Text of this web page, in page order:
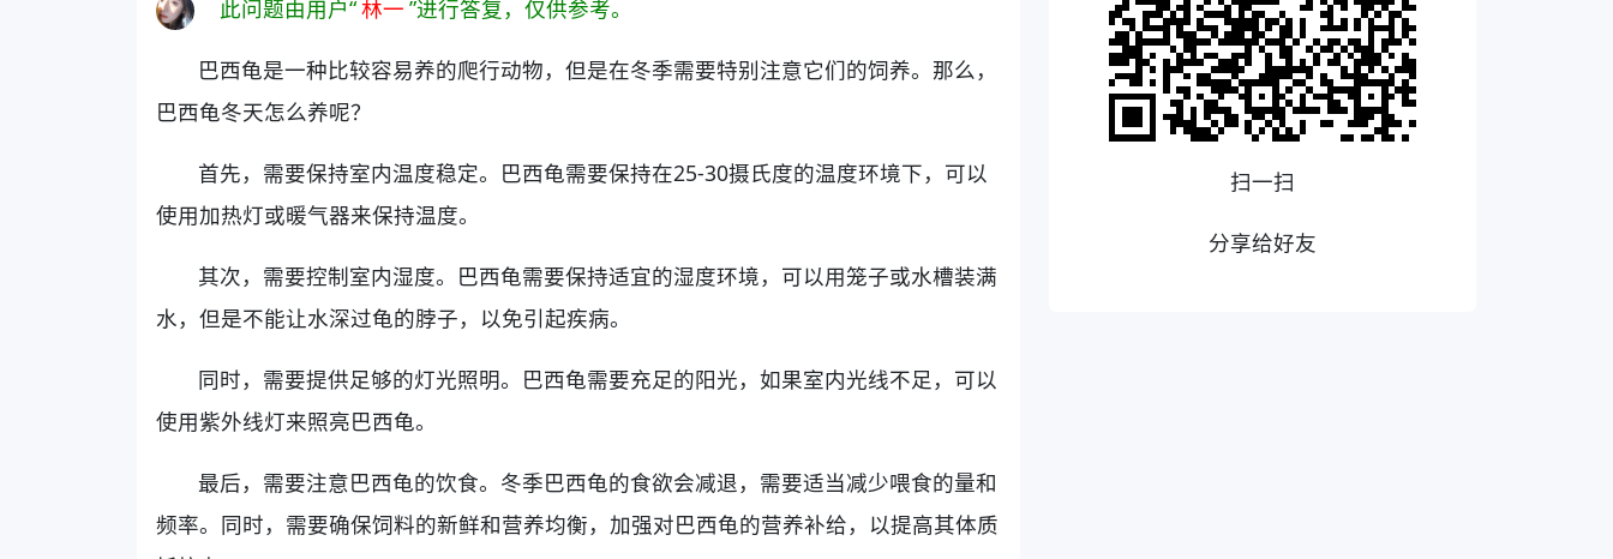
此问题由用户“林一 ”进行答复，仅供参考。
巴西龟是一种比较容易养的爬行动物，但是在冬季需要特别注意它们的饲养。那么，
巴西龟冬天怎么养呢？
首先，需要保持室内温度稳定。巴西龟需要保持在25-30摄氏度的温度环境下，可以
使用加热灯或暖气器来保持温度。
其次，需要控制室内湿度。巴西龟需要保持适宜的湿度环境，可以用笼子或水槽装满
水，但是不能让水深过龟的脖子，以免引起疾病。
同时，需要提供足够的灯光照明。巴西龟需要充足的阳光，如果室内光线不足，可以
使用紫外线灯来照亮巴西龟。
最后，需要注意巴西龟的饮食。冬季巴西龟的食欲会减退，需要适当减少喂食的量和
频率。同时，需要确保饲料的新鲜和营养均衡，加强对巴西龟的营养补给，以提高其体质
扫一扫
分享给好友